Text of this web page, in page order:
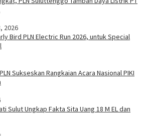
2026
Bird PLN Electric Run 2026, untuk Special
Sukseskan Rangkaian Acara Nasional PIKI
Sulut Ungkap Fakta Sita Uang 18 M EL dan